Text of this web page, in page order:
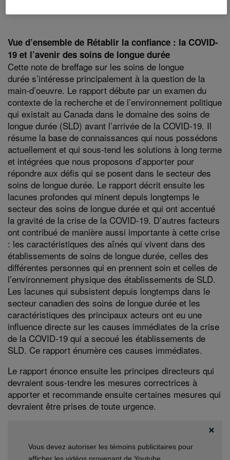
Vue d’ensemble de Rétablir la confiance : la COVID-
19 et l’avenir des soins de longue durée
Cette note de breffage sur les soins de longue
durée s’intéresse principalement à la question de la
main-d’oeuvre. Le rapport débute par un examen du
contexte de la recherche et de l’environnement politique
qui existait au Canada dans le domaine des soins de
longue durée (SLD) avant l’arrivée de la COVID-19. Il
résume la base de connaissances qui nous possédons
actuellement et qui sous-tend les solutions à long terme
et intégrées que nous proposons d’apporter pour
répondre aux défis qui se posent dans le secteur des
soins de longue durée. Le rapport décrit ensuite les
lacunes profondes qui minent depuis longtemps le
secteur des soins de longue durée et qui ont accentué
la gravité de la crise de la COVID-19. D’autres facteurs
ont contribué de manière aussi importante à cette crise
: les caractéristiques des aînés qui vivent dans des
établissements de soins de longue durée, celles des
différentes personnes qui en prennent soin et celles de
l’environnement physique des établissements de SLD.
Les lacunes qui subsistent depuis longtemps dans le
secteur canadien des soins de longue durée et les
caractéristiques des principaux acteurs ont eu une
influence directe sur les causes immédiates de la crise
de la COVID-19 qui a secoué les établissements de
SLD. Ce rapport énumère ces causes immédiates.
Le rapport énonce ensuite les principes directeurs qui
devraient sous-tendre les mesures correctrices à
apporter et recommande ensuite certaines mesures qui
devraient être prises de toute urgence.
Vous devez autoriser les témoins publicitaires pour